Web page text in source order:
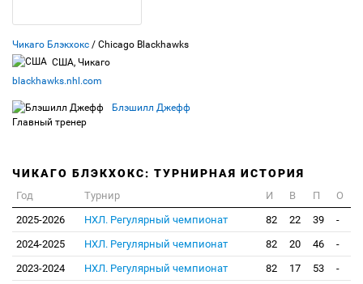
Чикаго Блэкхокс / Chicago Blackhawks
США, Чикаго
blackhawks.nhl.com
Блэшилл Джефф
Главный тренер
ЧИКАГО БЛЭКХОКС: ТУРНИРНАЯ ИСТОРИЯ
Год Турнир И В П
О
2025-2026
НХЛ. Регулярный чемпионат 82 22 39
-
2024-2025
НХЛ. Регулярный чемпионат 82 20 46
-
2023-2024
НХЛ. Регулярный чемпионат 82 17 53
-